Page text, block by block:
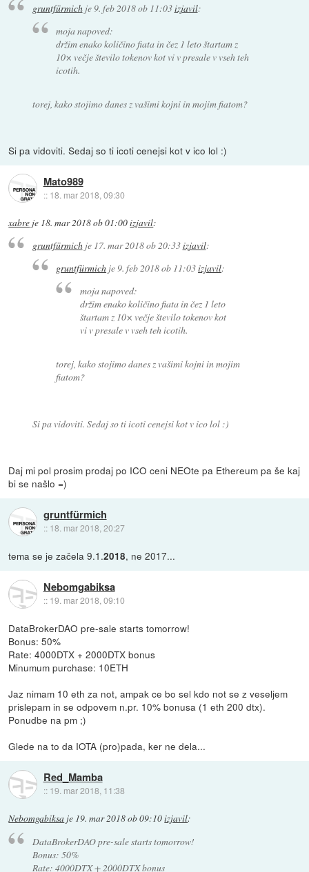
gruntfürmichje9. feb 2018 ob 11:03izjavil:
moja napoved:
držim enako količino fiata in čez 1 leto štartam z
10× večje število tokenov kot vi v presale v vseh teh
icotih.
torej, kako stojimo danes z vašimi kojni in mojim fiatom?
Si pa vidoviti. Sedaj so ti icoti cenejsi kot v ico lol :)
Mato989
:: 18. mar 2018, 09:30
xabre je 18. mar 2018 ob 01:00izjavil:
gruntfürmichje 17. mar 2018 ob 20:33izjavil:
gruntfürmich je9. feb 2018 ob 11:03izjavil:
moja napoved:
držim enako količino fiata in čez 1 leto
štartam z 10× večje število tokenov kot
vi v presale v vseh teh icotih.
torej, kako stojimo danes z vašimi kojni in mojim
fiatom?
Si pa vidoviti. Sedaj so ti icoti cenejsi kot v ico lol :)
Daj mi pol prosim prodaj po ICO ceni NEOte pa Ethereum pa še kaj
bi se našlo =)
gruntfürmich
:: 18. mar 2018, 20:27
tema se je začela 9.1.2018, ne 2017...
Nebomgabiksa
:: 19. mar 2018, 09:10
DataBrokerDAO pre-sale starts tomorrow!
Bonus: 50%
Rate: 4000DTX + 2000DTX bonus
Minumum purchase: 10ETH
Jaz nimam 10 eth za not, ampak ce bo sel kdo not se z veseljem
prislepam in se odpovem n.pr. 10% bonusa (1 eth 200 dtx).
Ponudbe na pm ;)
Glede na to da IOTA (pro)pada, ker ne dela...
Red_Mamba
:: 19. mar 2018, 11:38
Nebomgabiksa je 19. mar 2018 ob 09:10izjavil:
DataBrokerDAO pre-sale starts tomorrow!
Bonus: 50%
Rate: 4000DTX + 2000DTX bonus